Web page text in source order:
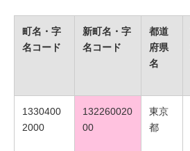
町名・字
名コード
新町名・字
名コード
都道
府県
名
1330400
2000
132260020
00
東京
都